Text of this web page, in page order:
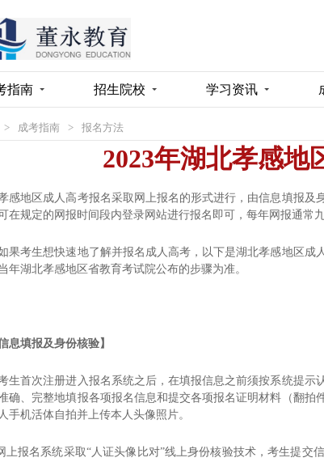
指南 招生院校 学习资讯
> 成考指南 > 报名方法
2023年湖北孝感地
感地区 成人高考报名采取网上报名的形式进行，由信息填报
在规定的网报时间段内登录网站进行报名即可，每年网报通常
考生想快速地了解并报名成人高考，以下是湖北孝感地区 成
年湖北孝感地区省教育考试院公布的步骤为准。
息填报及身份核验】
首次注册进入报名系统之后，在填报信息之前须按系统提示
确、完整地填报各项报名信息和提交各项报名证明材料（翻拍
手机活体自拍并上传本人头像照片。
上报名系统采取“人证头像比对”线上身份核验技术，考生提交